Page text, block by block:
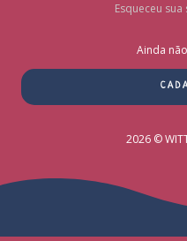
Esqueceu
Ainda
C A D
2026 ©